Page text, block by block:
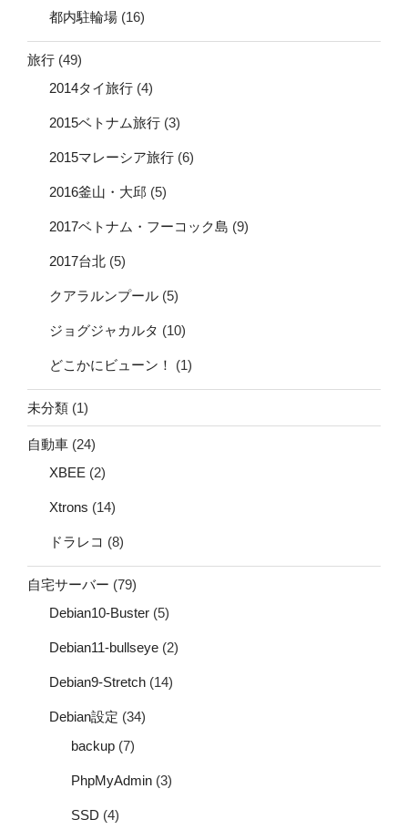
都内駐輪場 (16)
旅行 (49)
2014タイ旅行 (4)
2015ベトナム旅行 (3)
2015マレーシア旅行 (6)
2016釜山・大邱 (5)
2017ベトナム・フーコック島 (9)
2017台北 (5)
クアラルンプール (5)
ジョグジャカルタ (10)
どこかにビューン！ (1)
未分類 (1)
自動車 (24)
XBEE (2)
Xtrons (14)
ドラレコ (8)
自宅サーバー (79)
Debian10-Buster (5)
Debian11-bullseye (2)
Debian9-Stretch (14)
Debian設定 (34)
backup (7)
PhpMyAdmin (3)
SSD (4)